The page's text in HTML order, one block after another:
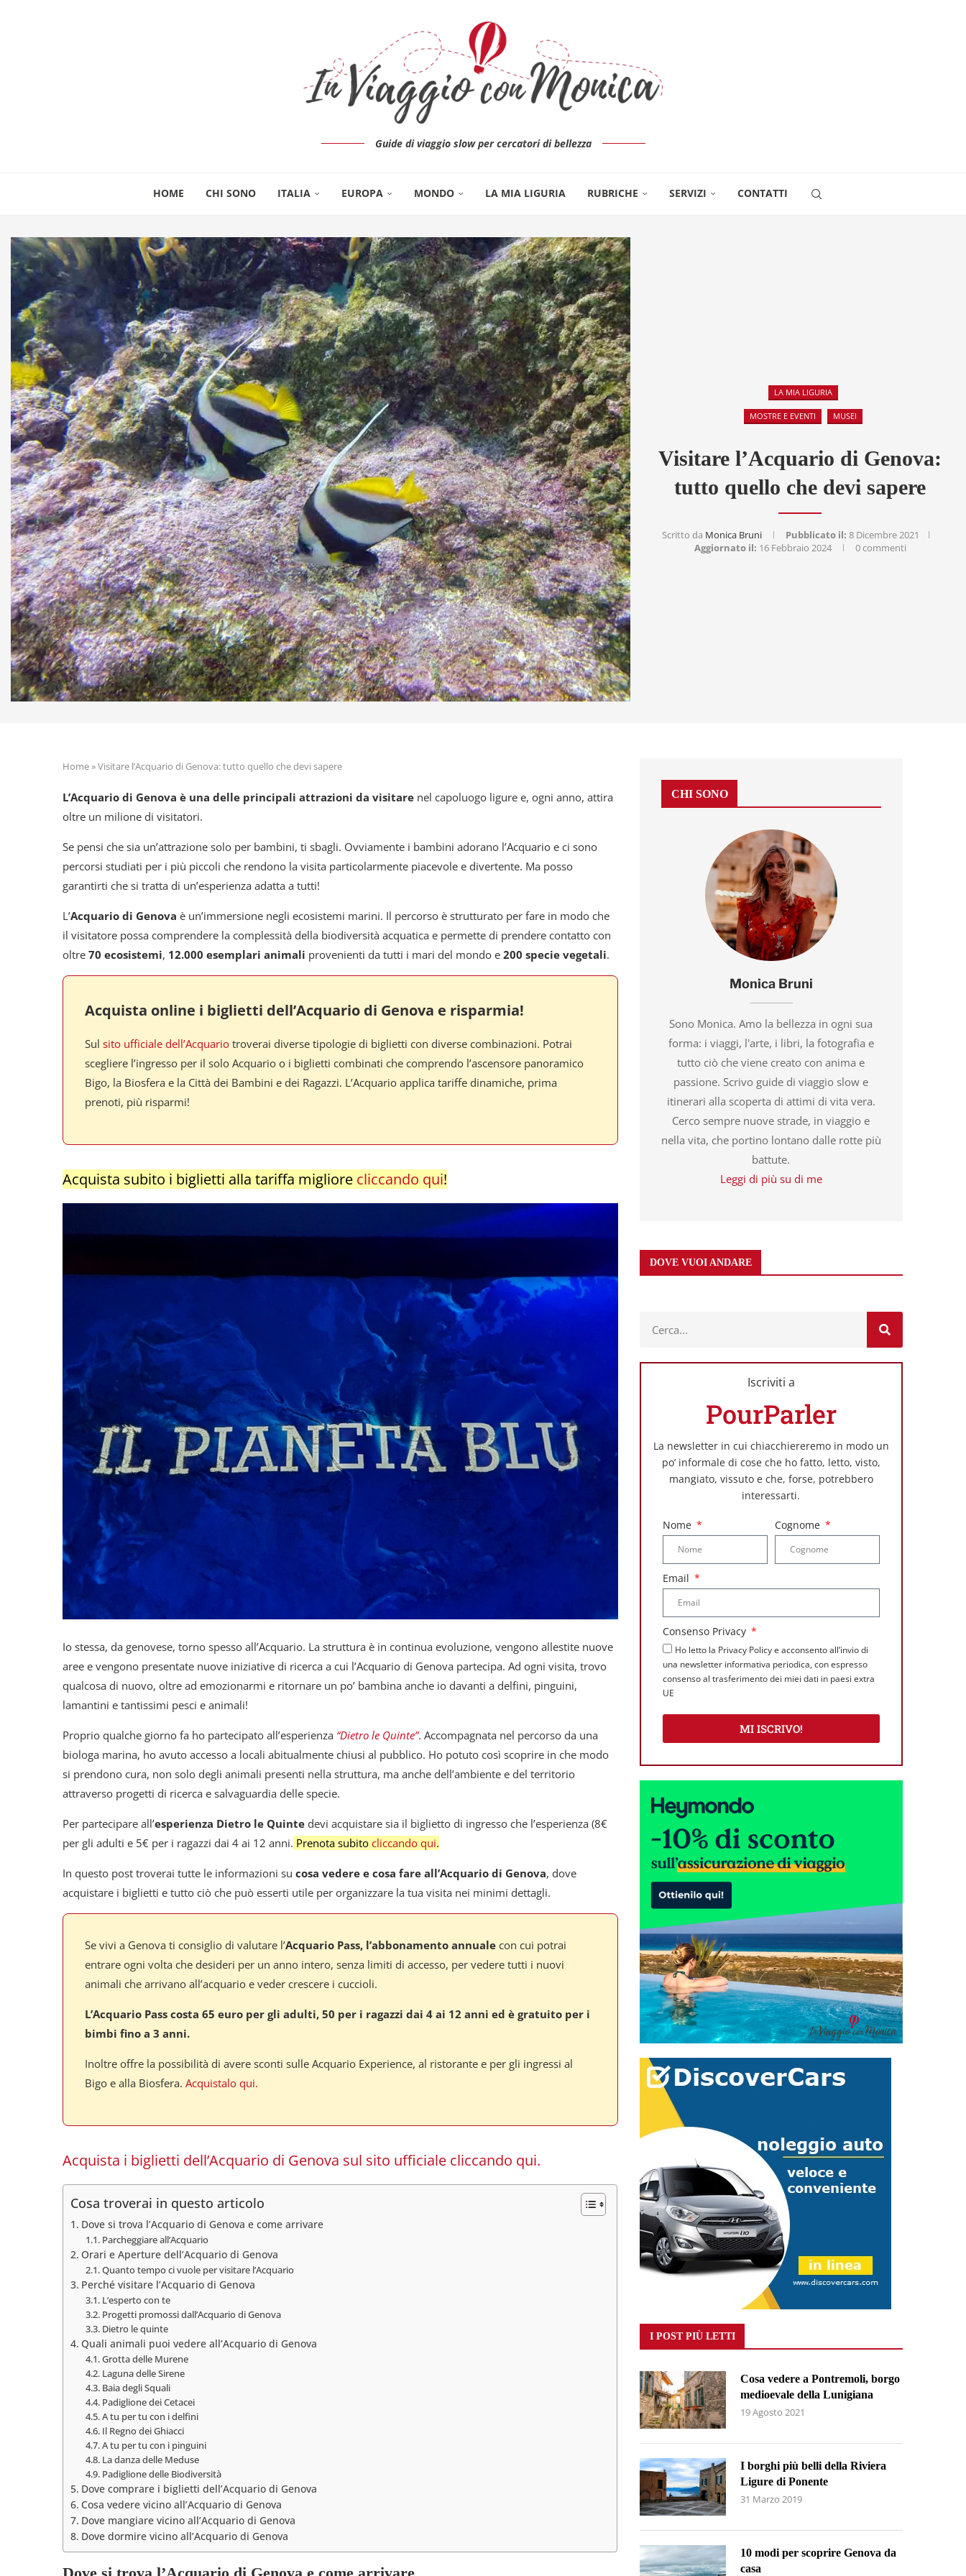
Guide di viaggio slow per cercatori di bellezza
HOME CHI SONO ITALIA EUROPA MONDO LA MIA LIGURIA RUBRICHE SERVIZI CONTATTI
LA MIA LIGURIA
MOSTRE E EVENTI MUSEI
Visitare l’Acquario di Genova:
tutto quello che devi sapere
Scritto da Monica Bruni Pubblicato il: 8 Dicembre 2021
Aggiornato il: 16 Febbraio 2024 0 commenti
Home»Visitare l’Acquario di Genova: tutto quello che devi sapere
L’Acquario di Genova è una delle principali attrazioni da visitare nel capoluogo ligure e, ogni anno, attira
oltre un milione di visitatori.
Se pensi che sia un’attrazione solo per bambini, ti sbagli. Ovviamente i bambini adorano l’Acquario e ci sono
percorsi studiati per i più piccoli che rendono la visita particolarmente piacevole e divertente. Ma posso
garantirti che si tratta di un’esperienza adatta a tutti!
L’Acquario di Genova è un’immersione negli ecosistemi marini. Il percorso è strutturato per fare in modo che
il visitatore possa comprendere la complessità della biodiversità acquatica e permette di prendere contatto con
oltre 70 ecosistemi, 12.000 esemplari animali provenienti da tutti i mari del mondo e 200 specie vegetali.
Acquista online i biglietti dell’Acquario di Genova e risparmia!
Sul sito ufficiale dell’Acquario troverai diverse tipologie di biglietti con diverse combinazioni. Potrai
scegliere l’ingresso per il solo Acquario o i biglietti combinati che comprendo l’ascensore panoramico
Bigo, la Biosfera e la Città dei Bambini e dei Ragazzi. L’Acquario applica tariffe dinamiche, prima
prenoti, più risparmi!
Acquista subito i biglietti alla tariffa migliore cliccando qui!
Io stessa, da genovese, torno spesso all’Acquario. La struttura è in continua evoluzione, vengono allestite nuove
aree e vengono presentate nuove iniziative di ricerca a cui l’Acquario di Genova partecipa. Ad ogni visita, trovo
qualcosa di nuovo, oltre ad emozionarmi e ritornare un po’ bambina anche io davanti a delfini, pinguini,
lamantini e tantissimi pesci e animali!
Proprio qualche giorno fa ho partecipato all’esperienza “Dietro le Quinte”. Accompagnata nel percorso da una
biologa marina, ho avuto accesso a locali abitualmente chiusi al pubblico. Ho potuto così scoprire in che modo
si prendono cura, non solo degli animali presenti nella struttura, ma anche dell’ambiente e del territorio
attraverso progetti di ricerca e salvaguardia delle specie.
Per partecipare all’esperienza Dietro le Quinte devi acquistare sia il biglietto di ingresso che l’esperienza (8€
per gli adulti e 5€ per i ragazzi dai 4 ai 12 anni. Prenota subito cliccando qui.
In questo post troverai tutte le informazioni su cosa vedere e cosa fare all’Acquario di Genova, dove
acquistare i biglietti e tutto ciò che può esserti utile per organizzare la tua visita nei minimi dettagli.
Se vivi a Genova ti consiglio di valutare l’Acquario Pass, l’abbonamento annuale con cui potrai
entrare ogni volta che desideri per un anno intero, senza limiti di accesso, per vedere tutti i nuovi
animali che arrivano all’acquario e veder crescere i cuccioli.
L’Acquario Pass costa 65 euro per gli adulti, 50 per i ragazzi dai 4 ai 12 anni ed è gratuito per i
bimbi fino a 3 anni.
Inoltre offre la possibilità di avere sconti sulle Acquario Experience, al ristorante e per gli ingressi al
Bigo e alla Biosfera. Acquistalo qui.
Acquista i biglietti dell’Acquario di Genova sul sito ufficiale cliccando qui.
Cosa troverai in questo articolo
Dove si trova l’Acquario di Genova e come arrivare
Parcheggiare all’Acquario
Orari e Aperture dell’Acquario di Genova
Quanto tempo ci vuole per visitare l’Acquario
Perché visitare l’Acquario di Genova
L’esperto con te
Progetti promossi dall’Acquario di Genova
Dietro le quinte
Quali animali puoi vedere all’Acquario di Genova
Grotta delle Murene
Laguna delle Sirene
Baia degli Squali
Padiglione dei Cetacei
A tu per tu con i delfini
Il Regno dei Ghiacci
A tu per tu con i pinguini
La danza delle Meduse
Padiglione delle Biodiversità
Dove comprare i biglietti dell’Acquario di Genova
Cosa vedere vicino all’Acquario di Genova
Dove mangiare vicino all’Acquario di Genova
Dove dormire vicino all’Acquario di Genova
CHI SONO
Monica Bruni
Sono Monica. Amo la bellezza in ogni sua
forma: i viaggi, l'arte, i libri, la fotografia e
tutto ciò che viene creato con anima e
passione. Scrivo guide di viaggio slow e
itinerari alla scoperta di attimi di vita vera.
Cerco sempre nuove strade, in viaggio e
nella vita, che portino lontano dalle rotte più
battute.
Leggi di più su di me
DOVE VUOI ANDARE
Iscriviti a
PourParler
La newsletter in cui chiacchiereremo in modo un
po’ informale di cose che ho fatto, letto, visto,
mangiato, vissuto e che, forse, potrebbero
interessarti.
Nome Cognome
Email
Consenso Privacy
Ho letto la Privacy Policy e acconsento all’invio di
una newsletter informativa periodica, con espresso
consenso al trasferimento dei miei dati in paesi extra
UE
MI ISCRIVO!
I POST PIÙ LETTI
Cosa vedere a Pontremoli, borgo
medioevale della Lunigiana
19 Agosto 2021
I borghi più belli della Riviera
Ligure di Ponente
31 Marzo 2019
10 modi per scoprire Genova da
casa